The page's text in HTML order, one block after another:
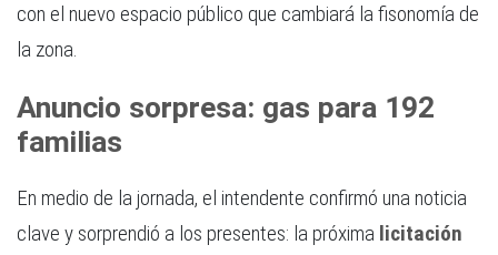
con el nuevo espacio público que cambiará la fisonomía de
la zona.
Anuncio sorpresa: gas para 192
familias
En medio de la jornada, el intendente confirmó una noticia
clave y sorprendió a los presentes: la próxima licitación